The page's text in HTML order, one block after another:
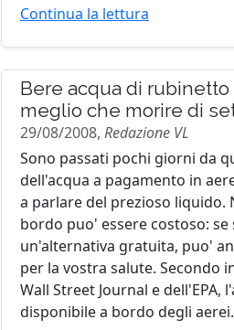
Continua la lettura
Bere acqua di rubinetto
meglio che morire di
29/08/2008, Redazione VL
Sono passati pochi giorni da
dell'acqua a pagamento in
a parlare del prezioso liquido.
bordo puo' essere costoso: se
un'alternativa gratuita, puo'
per la vostra salute. Secondo
Wall Street Journal e dell'EPA,
disponibile a bordo degli